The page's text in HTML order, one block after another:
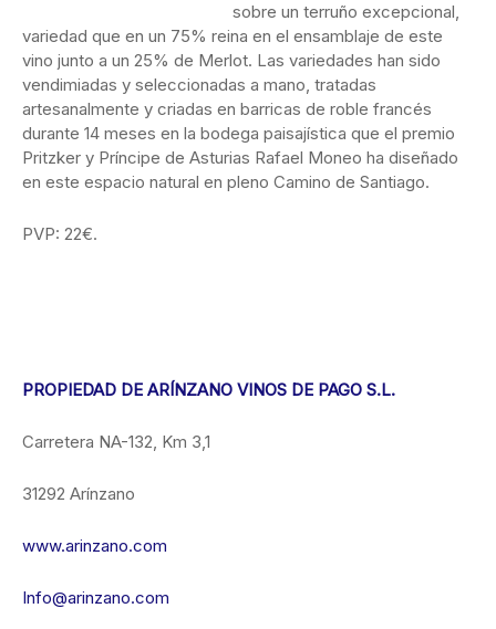
sobre un terruño excepcional,
variedad que en un 75% reina en el ensamblaje de este
vino junto a un 25% de Merlot. Las variedades han sido
vendimiadas y seleccionadas a mano, tratadas
artesanalmente y criadas en barricas de roble francés
durante 14 meses en la bodega paisajística que el premio
Pritzker y Príncipe de Asturias Rafael Moneo ha diseñado
en este espacio natural en pleno Camino de Santiago.
PVP: 22€.
PROPIEDAD DE ARÍNZANO VINOS DE PAGO S.L.
Carretera NA-132, Km 3,1
31292 Arínzano
www.arinzano.com
Info@arinzano.com